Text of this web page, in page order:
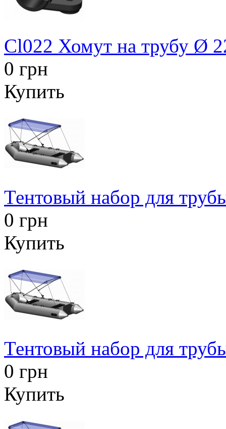
Cl022 Хомут на трубу Ø
0 грн
Купить
Тентовый набор для
0 грн
Купить
Тентовый набор для
0 грн
Купить